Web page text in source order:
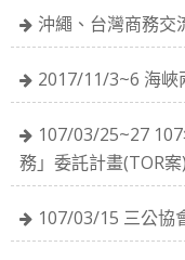
沖繩、台灣商務交
2017/11/3~6 海峽
107/03/25~27
務」委託計畫(TOR案)
107/03/15 三公協